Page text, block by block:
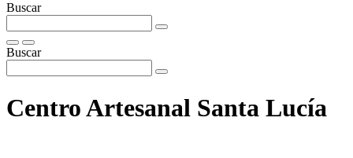
Buscar
Buscar
Centro Artesanal Santa Lucí­a